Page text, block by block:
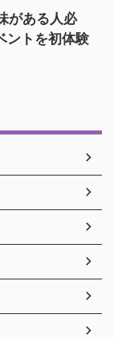
がある人必
ントを初体験